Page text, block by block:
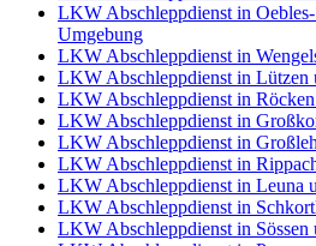
LKW Abschleppdienst in
Umgebung
LKW Abschleppdienst in
LKW Abschleppdienst in Lützen
LKW Abschleppdienst in
LKW Abschleppdienst in
LKW Abschleppdienst in
LKW Abschleppdienst in
LKW Abschleppdienst in Leuna
LKW Abschleppdienst in
LKW Abschleppdienst in Sössen